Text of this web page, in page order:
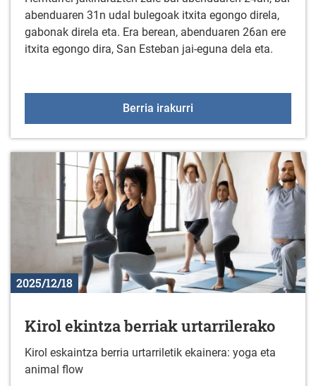
abenduaren 31n udal bulegoak itxita egongo direla,
gabonak direla eta. Era berean, abenduaren 26an ere
itxita egongo dira, San Esteban jai-eguna dela eta.
Berria irakurri
2025/12/18
Kirol ekintza berriak urtarrilerako
Kirol eskaintza berria urtarriletik ekainera: yoga eta
animal flow